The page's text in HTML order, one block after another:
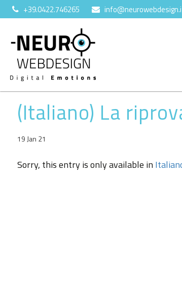
+39.0422.746265
(Italiano) La
19 Jan 21
Sorry, this entry is only available in